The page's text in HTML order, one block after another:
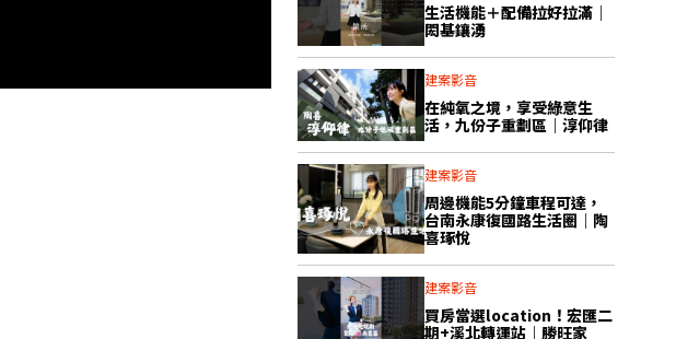
生活機能＋配備拉好拉滿｜
閎基鑲湧
建案影音
在純氧之境，享受綠意生
活，九份子重劃區｜淳仰律
建案影音
周邊機能5分鐘車程可達，
台南永康復國路生活圈｜陶
喜琢悅
建案影音
買房當選location！宏匯二
期+溪北轉運站｜勝旺家